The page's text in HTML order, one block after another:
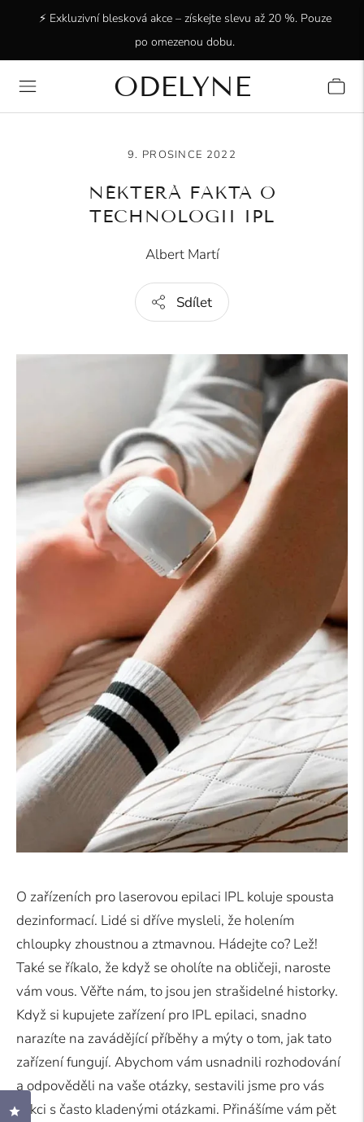
✨ +15 000 spokojených zákazníků! Děkujeme, že jste s
⚡ Exkluzivní blesková akce – získejte slevu až 20 %. Pouze
po omezenou dobu.
ODELYNE
9. PROSINCE 2022
NĚKTERÁ FAKTA O
TECHNOLOGII IPL
Albert Martí
Sdílet
O zařízeních pro laserovou epilaci IPL koluje spousta
dezinformací. Lidé si dříve mysleli, že holením
chloupky zhoustnou a ztmavnou. Hádejte co? Lež!
Také se říkalo, že když se oholíte na obličeji, naroste
vám vous. Věřte nám, to jsou jen strašidelné historky.
Když si kupujete zařízení pro IPL epilaci, snadno
narazíte na zavádějící příběhy a mýty o tom, jak tato
zařízení fungují. Abychom vám usnadnili rozhodování
a odpověděli na vaše otázky, sestavili jsme pro vás
sekci s často kladenými otázkami. Přinášíme vám pět
Klikněte pro otevření dialogu recenzí